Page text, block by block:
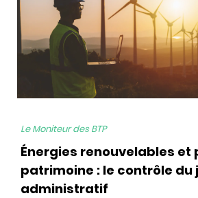
Le Moniteur des BTP
Énergies renouvelables
patrimoine : le contrôle du
administratif